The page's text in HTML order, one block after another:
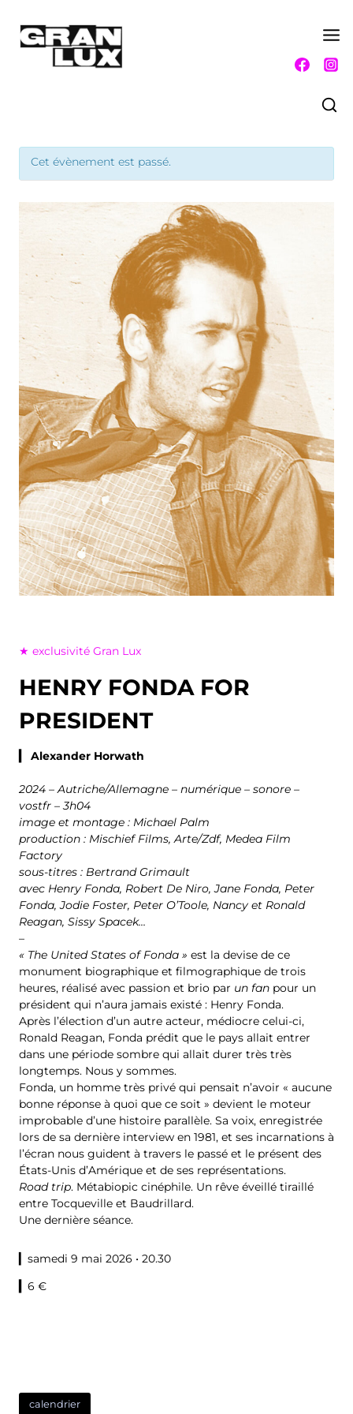
contenu
Cet évènement est passé.
★ exclusivité Gran Lux
HENRY FONDA FOR
PRESIDENT
▎ Alexander Horwath
2024 – Autriche/Allemagne – numérique – sonore –
vostfr – 3h04
image et montage : Michael Palm
production : Mischief Films, Arte/Zdf, Medea Film
Factory
sous-titres : Bertrand Grimault
avec Henry Fonda, Robert De Niro, Jane Fonda, Peter
Fonda, Jodie Foster, Peter O’Toole, Nancy et Ronald
Reagan, Sissy Spacek…
–
« The United States of Fonda » est la devise de ce
monument biographique et filmographique de trois
heures, réalisé avec passion et brio par un fan pour un
président qui n’aura jamais existé : Henry Fonda.
Après l’élection d’un autre acteur, médiocre celui-ci,
Ronald Reagan, Fonda prédit que le pays allait entrer
dans une période sombre qui allait durer très très
longtemps. Nous y sommes.
Fonda, un homme très privé qui pensait n’avoir « aucune
bonne réponse à quoi que ce soit » devient le moteur
improbable d’une histoire parallèle. Sa voix, enregistrée
lors de sa dernière interview en 1981, et ses incarnations à
l’écran nous guident à travers le passé et le présent des
États-Unis d’Amérique et de ses représentations.
Road trip. Métabiopic cinéphile. Un rêve éveillé tiraillé
entre Tocqueville et Baudrillard.
Une dernière séance.
▎samedi 9 mai 2026 • 20.30
6 €
calendrier